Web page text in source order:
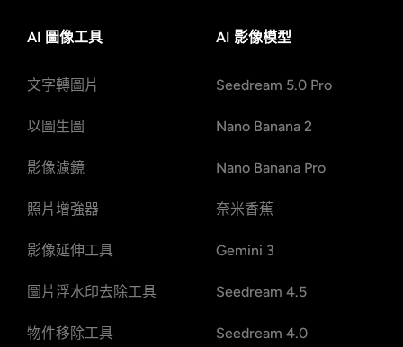
AI 圖像工具
文字轉圖片
以圖生圖
影像濾鏡
照片增強器
影像延伸工具
圖片浮水印去除工具
物件移除工具
AI 影像模型
Seedream 5.0 Pro
Nano Banana 2
Nano Banana Pro
奈米香蕉
Gemini 3
Seedream 4.5
Seedream 4.0